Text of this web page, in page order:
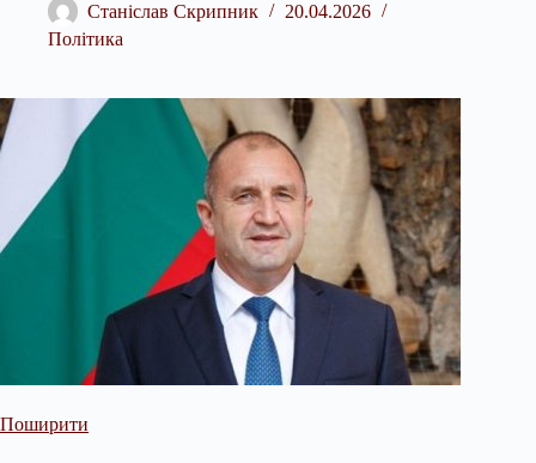
Станіслав Скрипник
20.04.2026
Політика
Поширити